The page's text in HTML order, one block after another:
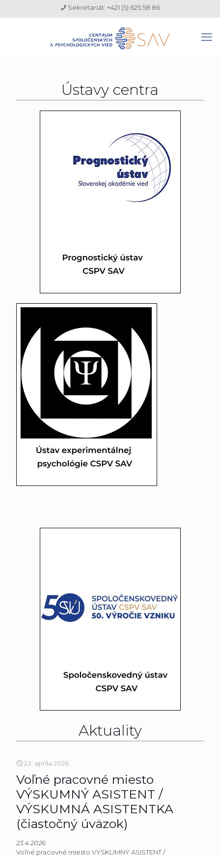
Sekretariát: +421 (5) 625 58 86
Ústavy centra
Aktuality
23. apríla 2026
Voľné pracovné miesto
VÝSKUMNÝ ASISTENT /
VÝSKUMNÁ ASISTENTKA
(čiastočný úväzok)
23.4.2026
Voľné pracovné miesto VÝSKUMNÝ ASISTENT /